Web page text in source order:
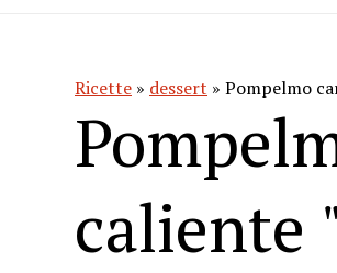
Ricette » dessert » Pompelmo
caliente